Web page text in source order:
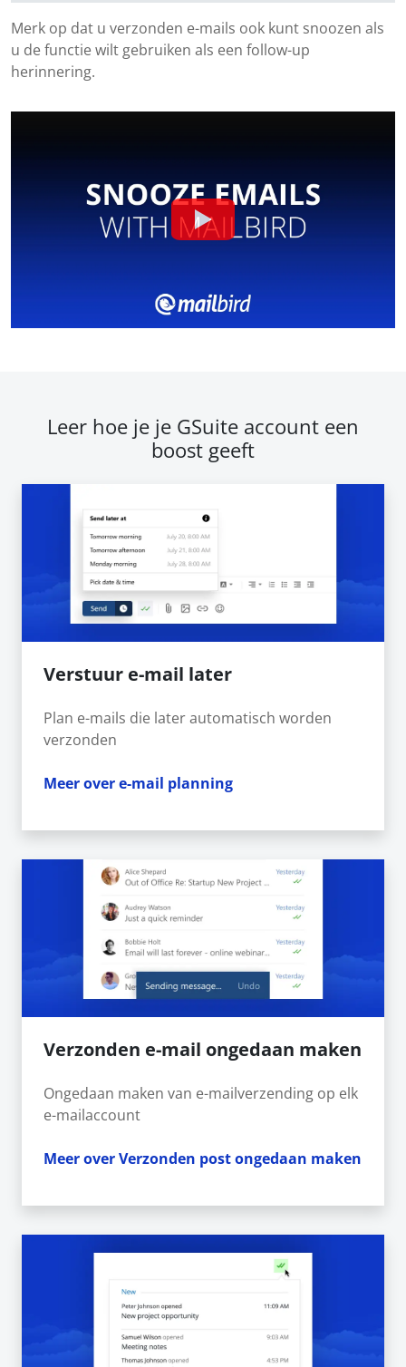
Merk op dat u verzonden e-mails ook kunt snoozen als
u de functie wilt gebruiken als een follow-up
herinnering.
Leer hoe je je GSuite account een
boost geeft
Verstuur e-mail later
Plan e-mails die later automatisch worden
verzonden
Meer over e-mail planning
Verzonden e-mail ongedaan maken
Ongedaan maken van e-mailverzending op elk
e-mailaccount
Meer over Verzonden post ongedaan maken